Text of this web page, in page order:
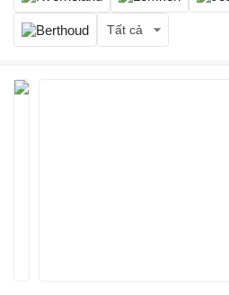
Tất cả